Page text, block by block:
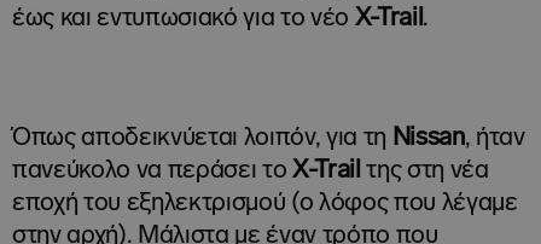
έως και εντυπωσιακό για το νέο X-Trail .
Όπως αποδεικνύεται λοιπόν, για τη Nissan, ήταν
πανεύκολο να περάσει τοX-Trail της στη νέα
εποχή του εξηλεκτρισμού (ο λόφος που λέγαμε
στην αρχή). Μάλιστα με έναν τρόπο που